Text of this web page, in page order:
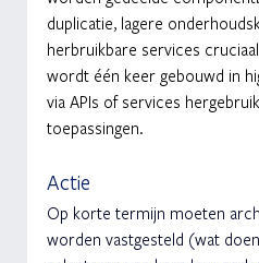
duplicatie, lagere
herbruikbare services
wordt één keer gebouwd in
via APIs of services
toepassingen.
Actie
Op korte termijn moeten
worden vastgesteld (wat